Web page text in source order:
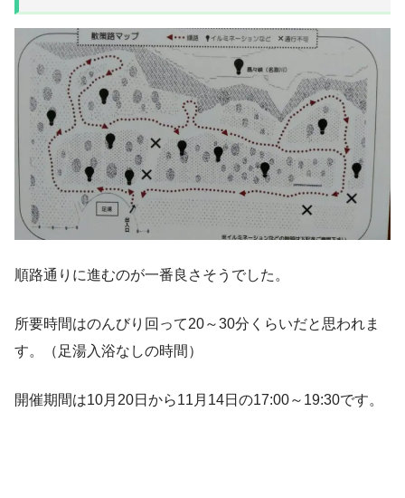
順路通りに進むのが一番良さそうでした。
所要時間はのんびり回って20～30分くらいだと思われま
す。（足湯入浴なしの時間）
開催期間は10月20日から11月14日の17:00～19:30です。